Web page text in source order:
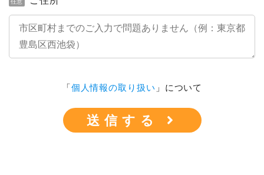
任意
「個人情報の取り扱い 」について